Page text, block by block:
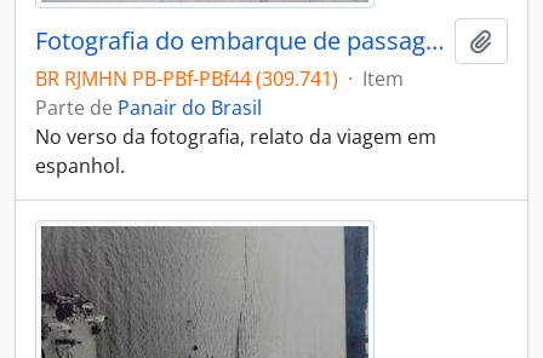
Fotografia do embarque de passageiros em hidroavião da Panair em Tefé, no rio Amazonas
BR RJMHN PB-PBf-PBf44 (309.741) · Item
Parte de Panair do Brasil
No verso da fotografia, relato da viagem em
espanhol.